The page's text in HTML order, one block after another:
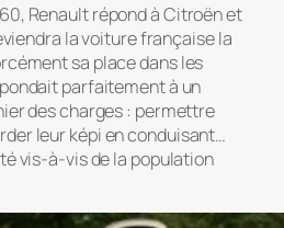
Renault répond à Citroën et
la voiture française la
sa place dans les
parfaitement à un
des charges : permettre
leur képi en conduisant…
vis-à-vis de la population